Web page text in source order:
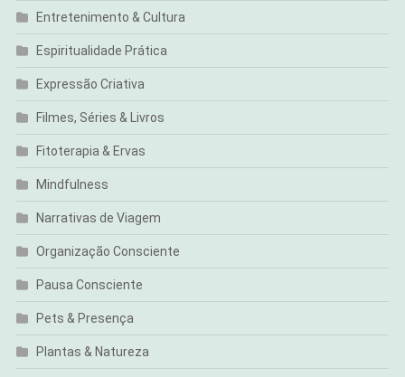
Entretenimento & Cultura
Espiritualidade Prática
Expressão Criativa
Filmes, Séries & Livros
Fitoterapia & Ervas
Mindfulness
Narrativas de Viagem
Organização Consciente
Pausa Consciente
Pets & Presença
Plantas & Natureza